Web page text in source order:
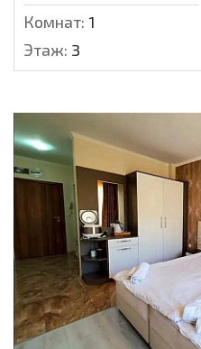
Комнат: 1
Этаж: 3